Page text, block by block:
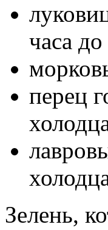
часа
перец
Зелень,